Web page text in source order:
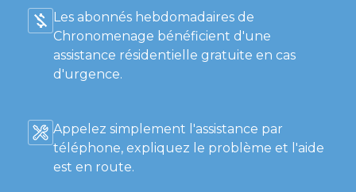
Les abonnés hebdomadaires de
Chronomenage bénéficient d'une
assistance résidentielle gratuite en cas
d'urgence.
Appelez simplement l'assistance par
téléphone, expliquez le problème et l'aide
est en route.